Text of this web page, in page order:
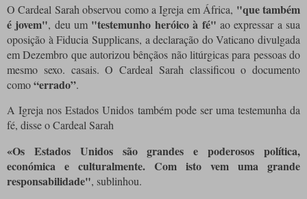
O Cardeal Sarah observou como a Igreja em África, "que também
é jovem", deu um "testemunho heróico à fé" ao expressar a sua
oposição à Fiducia Supplicans, a declaração do Vaticano divulgada
em Dezembro que autorizou bênçãos não litúrgicas para pessoas do
mesmo sexo. casais. O Cardeal Sarah classificou o documento
como“errado”.
A Igreja nos Estados Unidos também pode ser uma testemunha da
fé, disse o Cardeal Sarah
«Os Estados Unidos são grandes e poderosos política,
económica e culturalmente. Com isto vem uma grande
responsabilidade", sublinhou.